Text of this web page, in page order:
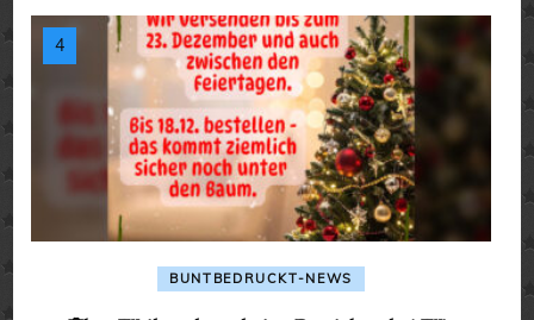
BUNTBEDRUCKT-NEWS